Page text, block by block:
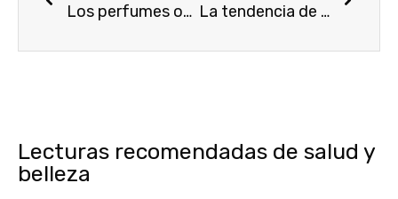
Los perfumes online triunfan La tendencia de los perfumes online
Lecturas recomendadas de salud y
belleza